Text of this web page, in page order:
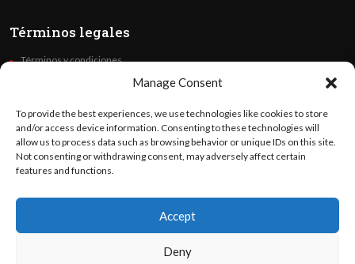
Manage Consent
To provide the best experiences, we use technologies like cookies to store
and/or access device information. Consenting to these technologies will
allow us to process data such as browsing behavior or unique IDs on this site.
Not consenting or withdrawing consent, may adversely affect certain
features and functions.
Accept
Deny
Términos legales
Términos y condiciones
Code of Ethics
Síguenos
©OratoWorld Media 2026. Todos los derechos reservados..